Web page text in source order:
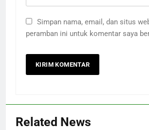
Simpan nama, email, dan situs
peramban ini untuk komentar saya
Related News